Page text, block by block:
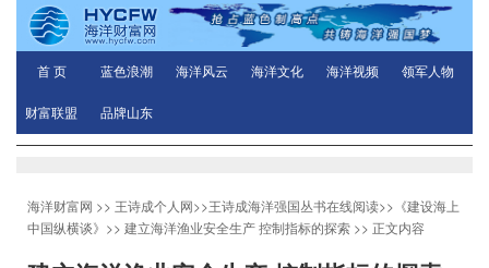
首 页 蓝色浪潮 海洋风云 海洋文化 海洋视频 领军人物
财富联盟 品牌山东
海洋财富网 >> 王诗成个人网>>王诗成海洋强国丛书在线阅读>> 《建设海上
中国纵横谈》 >> 建立海洋渔业安全生产 控制指标的探索 >> 正文内容